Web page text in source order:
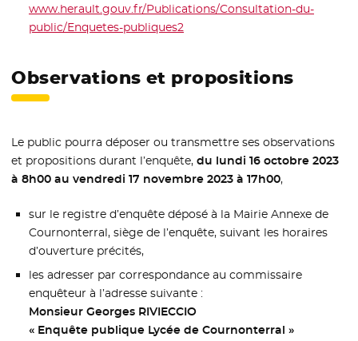
www.herault.gouv.fr/Publications/Consultation-du-
public/Enquetes-publiques2- Nouvelle fenêtre
Observations et propositions
Le public pourra déposer ou transmettre ses observations
et propositions durant l’enquête,du lundi 16 octobre 2023
à 8h00 au vendredi 17 novembre 2023 à 17h00,
sur le registre d’enquête déposé à la Mairie Annexe de
Cournonterral, siège de l’enquête, suivant les horaires
d’ouverture précités,
les adresser par correspondance au commissaire
enquêteur à l’adresse suivante :
Monsieur Georges RIVIECCIO
« Enquête publique Lycée de Cournonterral »